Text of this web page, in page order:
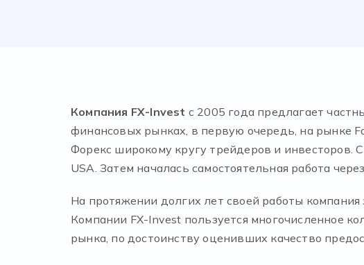
Компания FX-Invest c 2005 года предлагает
финансовых рынках, в первую очередь, на рынке
Форекс широкому кругу трейдеров и инвесторов.
USA. Затем началась самостоятельная работа
На протяжении долгих лет своей работы
Компании FX-Invest пользуется многочисленное
рынка, по достоинству оценивших качество